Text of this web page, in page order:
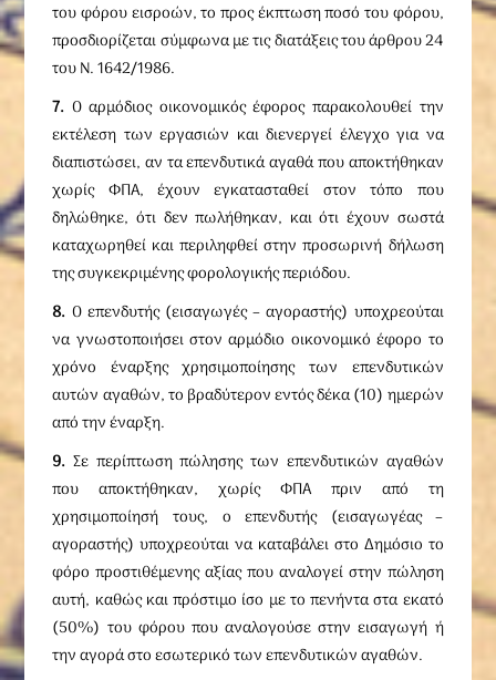
του φόρου εισροών, το προς έκπτωση ποσό του φόρου,
προσδιορίζεται σύμφωνα με τις διατάξεις του άρθρου 24
του Ν. 1642/1986.
7. Ο αρμόδιος οικονομικός έφορος παρακολουθεί την
εκτέλεση των εργασιών και διενεργεί έλεγχο για να
διαπιστώσει, αν τα επενδυτικά αγαθά που αποκτήθηκαν
χωρίς ΦΠΑ, έχουν εγκατασταθεί στον τόπο που
δηλώθηκε, ότι δεν πωλήθηκαν, και ότι έχουν σωστά
καταχωρηθεί και περιληφθεί στην προσωρινή δήλωση
της συγκεκριμένης φορολογικής περιόδου.
8. Ο επενδυτής (εισαγωγές – αγοραστής) υποχρεούται
να γνωστοποιήσει στον αρμόδιο οικονομικό έφορο το
χρόνο έναρξης χρησιμοποίησης των επενδυτικών
αυτών αγαθών, το βραδύτερον εντός δέκα (10) ημερών
από την έναρξη.
9. Σε περίπτωση πώλησης των επενδυτικών αγαθών
που αποκτήθηκαν, χωρίς ΦΠΑ πριν από τη
χρησιμοποίησή τους, ο επενδυτής (εισαγωγέας –
αγοραστής) υποχρεούται να καταβάλει στο Δημόσιο το
φόρο προστιθέμενης αξίας που αναλογεί στην πώληση
αυτή, καθώς και πρόστιμο ίσο με το πενήντα στα εκατό
(50%) του φόρου που αναλογούσε στην εισαγωγή ή
την αγορά στο εσωτερικό των επενδυτικών αγαθών.